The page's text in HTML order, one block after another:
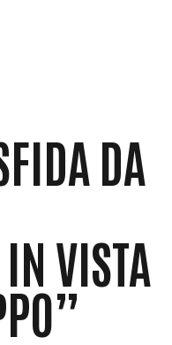
DA
VISTA